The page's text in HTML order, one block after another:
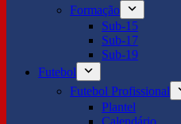
Formação
Sub-15
Sub-17
Sub-19
Futebol
Futebol Profissional
Plantel
Calendário